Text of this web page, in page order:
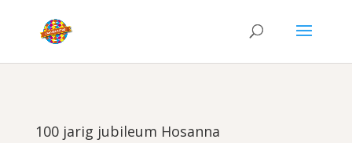
100 jarig jubileum Hosanna